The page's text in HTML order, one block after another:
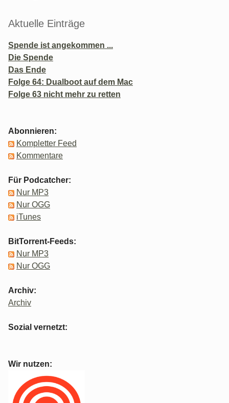
Aktuelle Einträge
Spende ist angekommen ...
Die Spende
Das Ende
Folge 64: Dualboot auf dem Mac
Folge 63 nicht mehr zu retten
Abonnieren:
Kompletter Feed
Kommentare
Für Podcatcher:
Nur MP3
Nur OGG
iTunes
BitTorrent-Feeds:
Nur MP3
Nur OGG
Archiv:
Archiv
Sozial vernetzt:
Wir nutzen: